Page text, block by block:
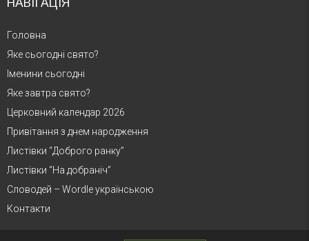
НАВІГАЦІЯ
Головна
Яке сьогодні свято?
Іменини сьогодні
Яке завтра свято?
Церковний календар 2026
Привітання з днем народження
Листівки “Доброго ранку”
Листівки “На добраніч”
Словодей – Wordle українською
Контакти